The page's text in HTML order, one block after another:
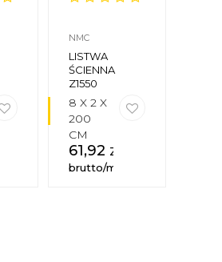
NMC
LISTWA
ŚCIENNA
Z1550
8 X 2 X
200
CM
61,92 zł
brutto/mb